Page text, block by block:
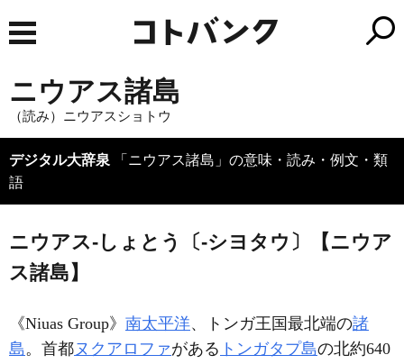
ニウアス諸島
（読み）ニウアスショトウ
デジタル大辞泉 「ニウアス諸島」の意味・読み・例文・類
語
ニウアス‐しょとう〔‐シヨタウ〕【ニウア
ス諸島】
《Niuas Group》 南太平洋、トンガ王国最北端の諸
島。首都ヌクアロファがある トンガタプ島の北約640